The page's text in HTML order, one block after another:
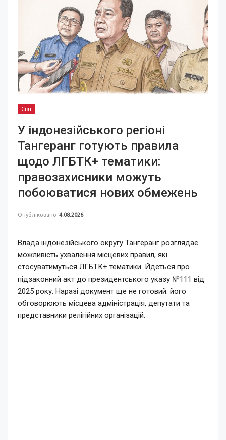
Світ
У індонезійського регіоні
Тангеранг готують правила
щодо ЛГБТК+ тематики:
правозахисники можуть
побоюватися нових обмежень
Опубліковано 4.08.2026
Влада індонезійського округу Тангеранг розглядає
можливість ухвалення місцевих правил, які
стосуватимуться ЛГБТК+ тематики. Йдеться про
підзаконний акт до президентського указу №111 від
2025 року. Наразі документ ще не готовий: його
обговорюють місцева адміністрація, депутати та
представники релігійних організацій.